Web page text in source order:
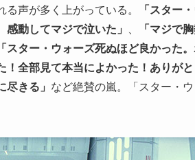
声が多く上がっている。
「スター
動してマジで泣いた」 、
「マジで
「スター・ウォーズ死ぬほど良かった
！全部見て本当によかった！ありが
尽きる」 など絶賛の嵐。「スター・